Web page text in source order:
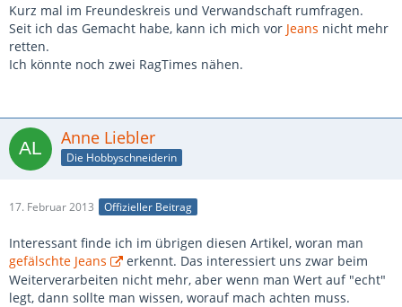
Kurz mal im Freundeskreis und Verwandschaft rumfragen.
Seit ich das Gemacht habe, kann ich mich vor Jeans nicht mehr
retten.
Ich könnte noch zwei RagTimes nähen.
Anne Liebler
Die Hobbyschneiderin
17. Februar 2013 Offizieller Beitrag
Interessant finde ich im übrigen diesen Artikel, woran man
gefälschte Jeans
erkennt. Das interessiert uns zwar beim
Weiterverarbeiten nicht mehr, aber wenn man Wert auf "echt"
legt, dann sollte man wissen, worauf mach achten muss.